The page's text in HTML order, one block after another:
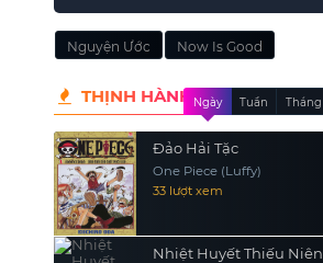
Nguyện Ước Now Is Good
THỊNH HÀNH Ngày Tuần Tháng
Đảo Hải Tặc
One Piece (Luffy)
33 lượt xem
Nhiệt Huyết Thiếu Niên